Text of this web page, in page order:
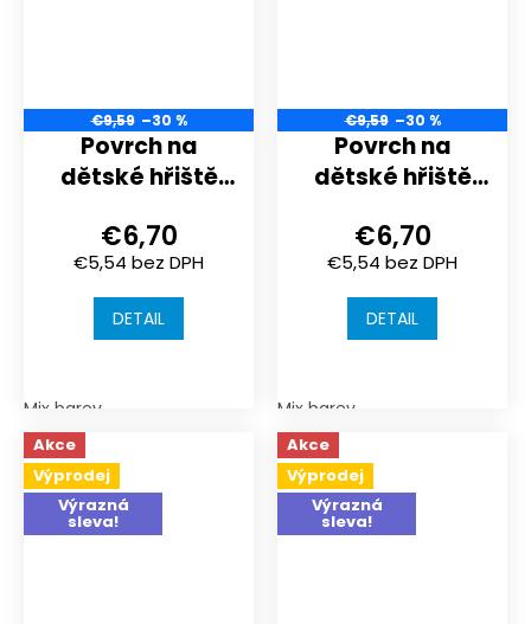
€9,59 –30 %
Povrch na
dětské hřiště
sportoviště |
306x306x20 mm
| spojení puzzle
€5,54 bez DPH
€6,70
DETAIL
Mix barev
€9,59 –30 %
Povrch na
dětské hřiště
sportoviště |
306x306x20 mm
| spojení puzzle
€5,54 bez DPH
€6,70
DETAIL
Mix barev
Akce
Výprodej
Výrazná
sleva!
Akce
Výprodej
Výrazná
sleva!